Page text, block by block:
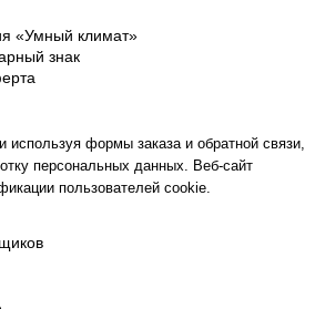
«Умный климат»
знак
используя формы заказа и обратной связи,
персональных данных. Веб-сайт
пользователей cookie.